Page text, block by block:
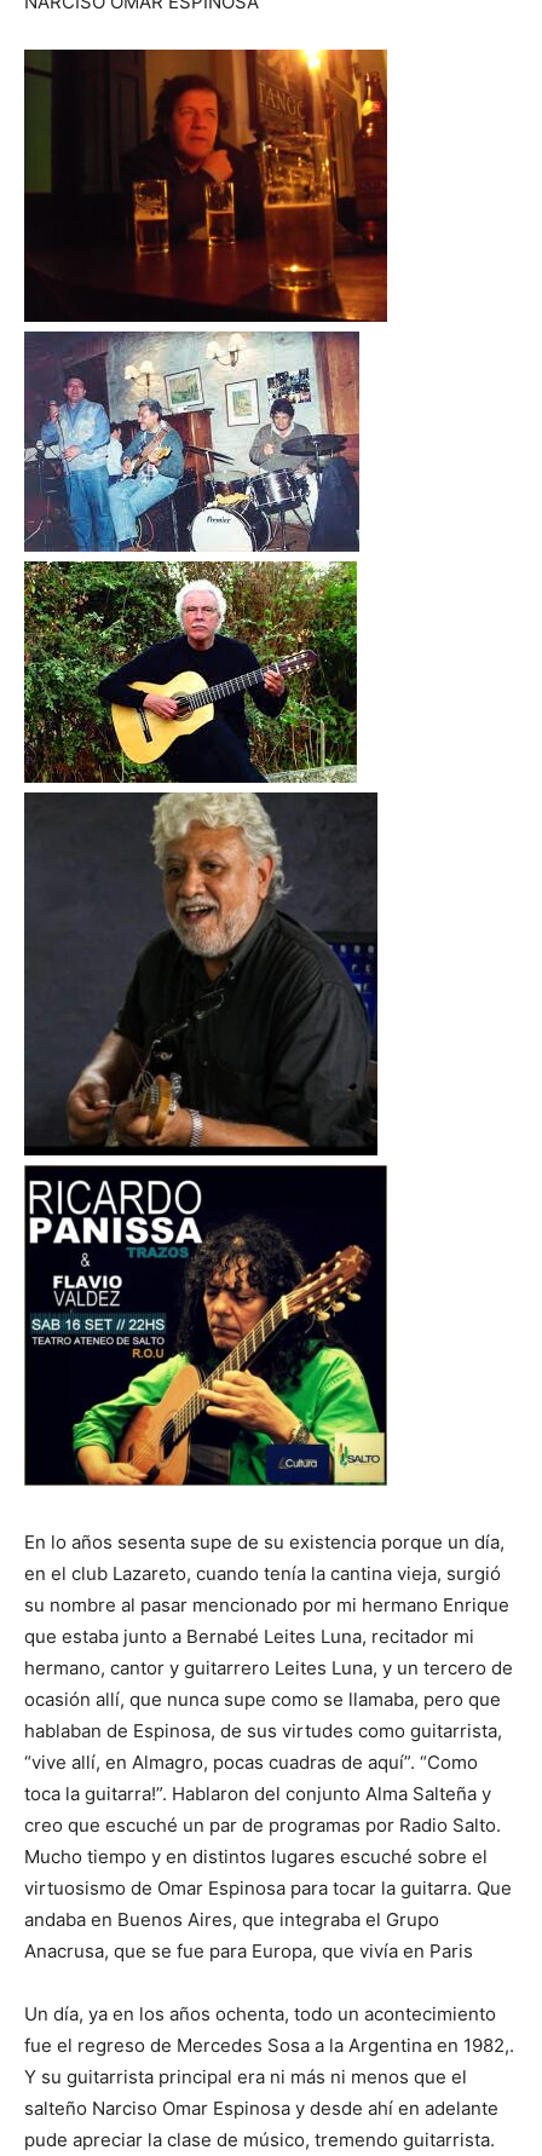
En lo años sesenta supe de su existencia porque un día,
en el club Lazareto, cuando tenía la cantina vieja, surgió
su nombre al pasar mencionado por mi hermano Enrique
que estaba junto a Bernabé Leites Luna, recitador mi
hermano, cantor y guitarrero Leites Luna, y un tercero de
ocasión allí, que nunca supe como se llamaba, pero que
hablaban de Espinosa, de sus virtudes como guitarrista,
“vive allí, en Almagro, pocas cuadras de aquí”. “Como
toca la guitarra!”. Hablaron del conjunto Alma Salteña y
creo que escuché un par de programas por Radio Salto.
Mucho tiempo y en distintos lugares escuché sobre el
virtuosismo de Omar Espinosa para tocar la guitarra. Que
andaba en Buenos Aires, que integraba el Grupo
Anacrusa, que se fue para Europa, que vivía en Paris
Un día, ya en los años ochenta, todo un acontecimiento
fue el regreso de Mercedes Sosa a la Argentina en 1982,.
Y su guitarrista principal era ni más ni menos que el
salteño Narciso Omar Espinosa y desde ahí en adelante
pude apreciar la clase de músico, tremendo guitarrista.